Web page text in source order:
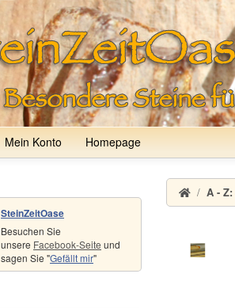
Mein Konto Homepage
A - Z:
SteinZeitOase
Besuchen Sie
unsere Facebook-Seite und
sagen Sie "Gefällt mir"